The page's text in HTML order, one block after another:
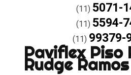
(11) 5071-
(11) 5594-
(11) 99379-
Paviflex Piso
Rudge Ramos